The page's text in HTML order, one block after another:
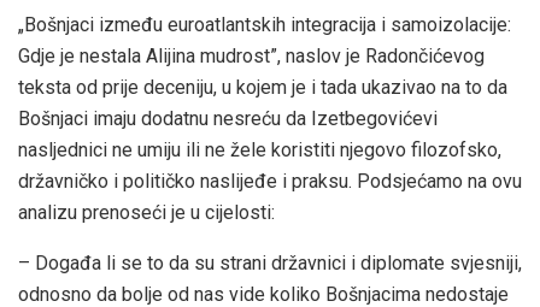
„Bošnjaci između euroatlantskih integracija i samoizolacije:
Gdje je nestala Alijina mudrost”, naslov je Radončićevog
teksta od prije deceniju, u kojem je i tada ukazivao na to da
Bošnjaci imaju dodatnu nesreću da Izetbegovićevi
nasljednici ne umiju ili ne žele koristiti njegovo filozofsko,
državničko i političko naslijeđe i praksu. Podsjećamo na ovu
analizu prenoseći je u cijelosti:
– Događa li se to da su strani državnici i diplomate svjesniji,
odnosno da bolje od nas vide koliko Bošnjacima nedostaje